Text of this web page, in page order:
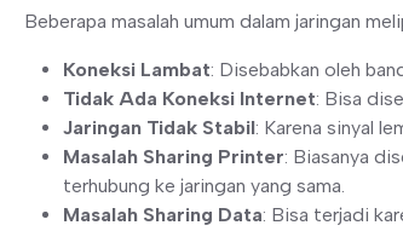
Beberapa masalah umum dalam jaringan
Koneksi Lambat: Disebabkan oleh
Tidak Ada Koneksi Internet: Bisa
Jaringan Tidak Stabil: Karena sinyal
Masalah Sharing Printer: Biasanya
terhubung ke jaringan yang sama.
Masalah Sharing Data: Bisa terjadi